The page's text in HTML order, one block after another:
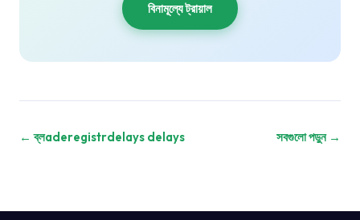
বিনামূল্যে ট্রায়াল
← ব্লaderegistrdelays delays সবগুলো পড়ুন →